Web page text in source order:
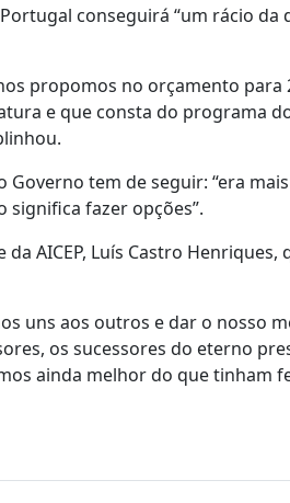
conseguirá “um rácio
propomos no orçamento para
e que consta do programa
tem de seguir: “era
significa fazer opções”.
AICEP, Luís Castro Henriques,
uns aos outros e dar o nosso
os sucessores do eterno
ainda melhor do que tinham